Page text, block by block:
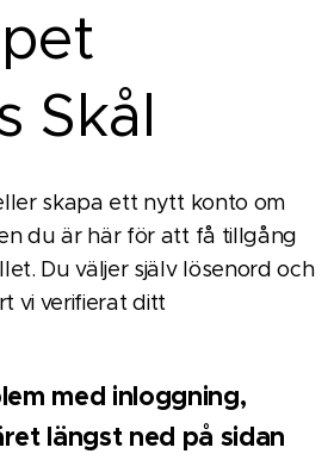
Skål
skapa ett nytt konto om
du är här för att få tillgång
Du väljer själv lösenord och
vi verifierat ditt
med inloggning,
längst ned på sidan